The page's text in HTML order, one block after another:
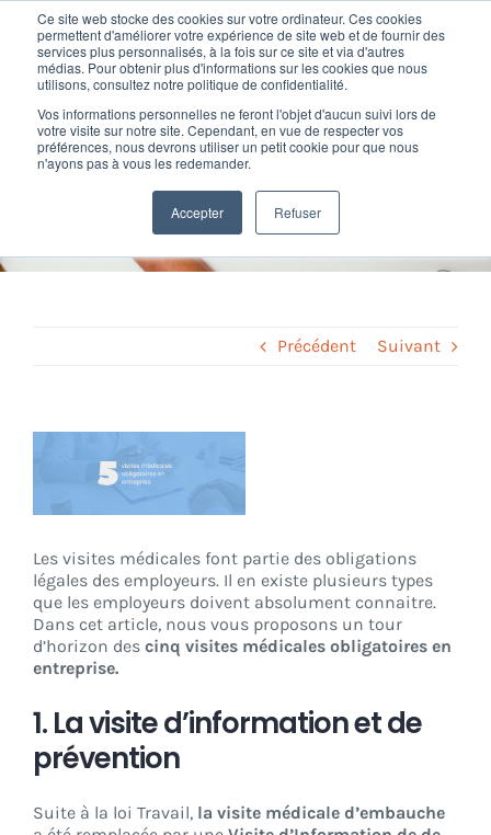
Ce site web stocke des cookies sur votre ordinateur. Ces cookies
permettent d'améliorer votre expérience de site web et de fournir des
services plus personnalisés, à la fois sur ce site et via d'autres
médias. Pour obtenir plus d'informations sur les cookies que nous
utilisons, consultez notre politique de confidentialité.
Vos informations personnelles ne feront l'objet d'aucun suivi lors de
votre visite sur notre site. Cependant, en vue de respecter vos
préférences, nous devrons utiliser un petit cookie pour que nous
n'ayons pas à vous les redemander.
Accepter Refuser
Passer
contenu
Nos offres
Formation
Nos clients
Fortify
Support
CONNEXION
5 visites médicales
obligatoires en entreprise
Précédent Suivant
agrandie
Les visites médicales font partie des obligations
légales des employeurs. Il en existe plusieurs types
que les employeurs doivent absolument connaitre.
Dans cet article, nous vous proposons un tour
d’horizon des cinq visites médicales obligatoires en
entreprise.
1. La visite d’information et de
prévention
Suite à la loi Travail, la visite médicale d’embauche